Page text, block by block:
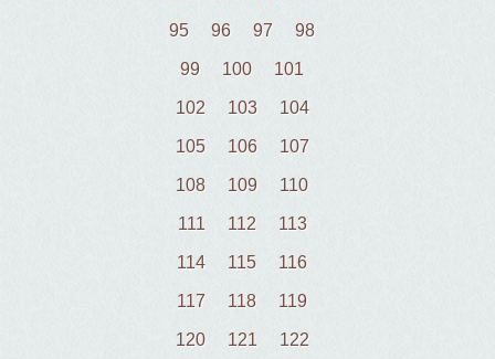
95 96 97 98
99 100 101
102 103 104
105 106 107
108 109 110
111 112 113
114 115 116
117 118 119
120 121 122